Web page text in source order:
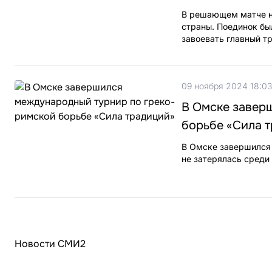
В решающем матче
страны. Поединок
завоевать главный
09 ноября 2024 18:03
В Омске
борьбе «Сила
В Омске завершился
не затерялась
Новости СМИ2